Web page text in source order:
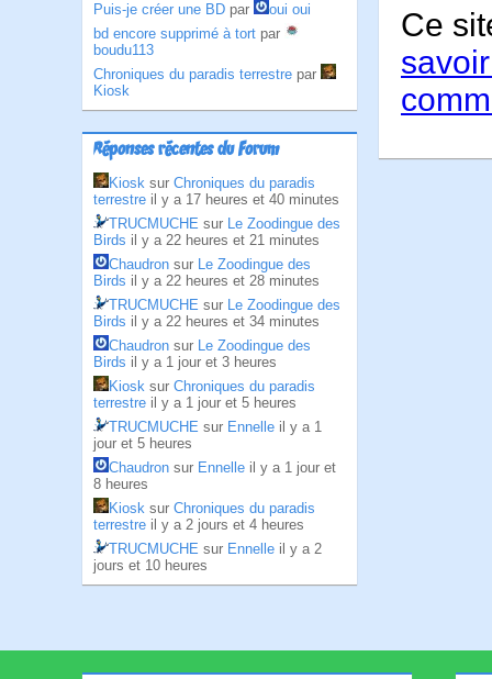
Puis-je créer une BD par
oui oui
bd encore supprimé à tort par
boudu113
Chroniques du paradis terrestre par
Kiosk
Réponses récentes du Forum
Kiosk sur Chroniques du paradis
terrestre il y a 17 heures et 40 minutes
TRUCMUCHE sur Le Zoodingue des
Birds il y a 22 heures et 21 minutes
Chaudron sur Le Zoodingue des
Birds il y a 22 heures et 28 minutes
TRUCMUCHE sur Le Zoodingue des
Birds il y a 22 heures et 34 minutes
Chaudron sur Le Zoodingue des
Birds il y a 1 jour et 3 heures
Kiosk sur Chroniques du paradis
terrestre il y a 1 jour et 5 heures
TRUCMUCHE sur Ennelle il y a 1
jour et 5 heures
Chaudron sur Ennelle il y a 1 jour et
8 heures
Kiosk sur Chroniques du paradis
terrestre il y a 2 jours et 4 heures
TRUCMUCHE sur Ennelle il y a 2
jours et 10 heures
Ce